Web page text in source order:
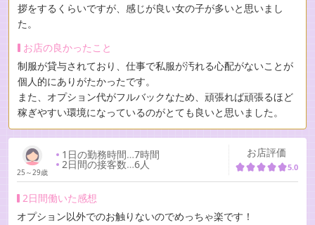
拶をするくらいですが、感じが良い女の子が多いと思いまし
た。
お店の良かったこと
制服が貸与されており、仕事で私服が汚れる心配がないことが
個人的にありがたかったです。
また、オプション代がフルバックなため、頑張れば頑張るほど
稼ぎやすい環境になっているのがとても良いと思いました。
25～29歳
1日の勤務時間…7時間
2日間の接客数…6人
お店評価
5.0
2日間働いた感想
オプション以外でのお触りないのでめっちゃ楽です！